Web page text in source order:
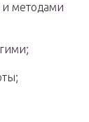
методами